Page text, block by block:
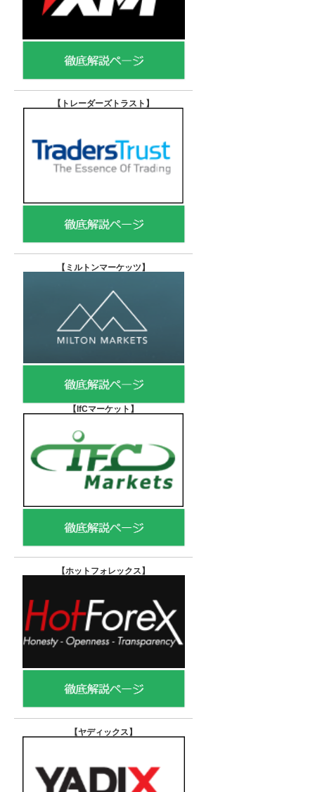
【トレーダーズトラスト 】
【 ミルトンマーケッツ】
【IfCマーケット 】
【ホットフォレックス 】
【ヤディックス 】